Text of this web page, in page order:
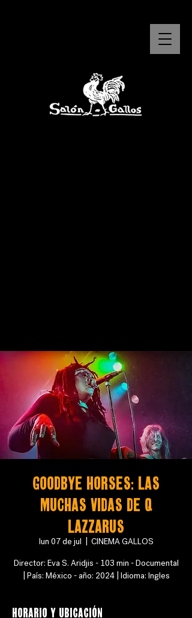
Goodbye Horses: Las
Muchas Vidas De Q
Lazzarus
lun 07 de jul
CINEMA GALLOS
Director: Eva S. Aridjis - 103 min - Documental
| País: México - año: 2024 | Idioma: Ingles
Horario y ubicación